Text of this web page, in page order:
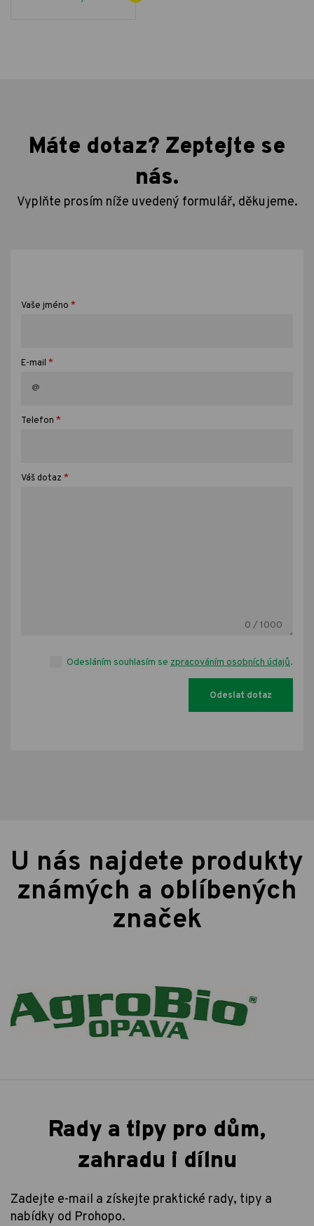
Máte dotaz? Zeptejte se
nás.
Vyplňte prosím níže uvedený formulář, děkujeme.
Vaše jméno *
E-mail *
Telefon *
Váš dotaz *
0 / 1000
Odesláním souhlasím se zpracováním osobních údajů.
U nás najdete produkty
známých a oblíbených
značek
Rady a tipy pro dům,
zahradu i dílnu
Zadejte e-mail a získejte praktické rady, tipy a
nabídky od Prohopo.